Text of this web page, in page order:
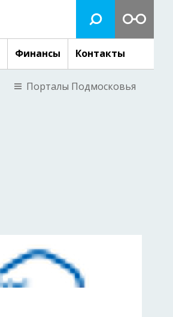
Финансы Контакты
Порталы Подмосковья